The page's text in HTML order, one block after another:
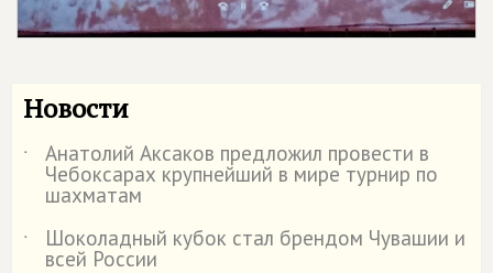
Новости
˙ Анатолий Аксаков предложил провести в
Чебоксарах крупнейший в мире турнир по
шахматам
˙
Шоколадный кубок стал брендом Чувашии и
всей России